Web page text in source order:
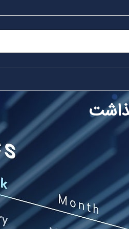
طراحان رایانه ای
روزنامه و مجله در ستون و
فراوان جامعه و متخصصان را می
و دشواری موجود در ارائه
روزنامه و مجله در ستون و